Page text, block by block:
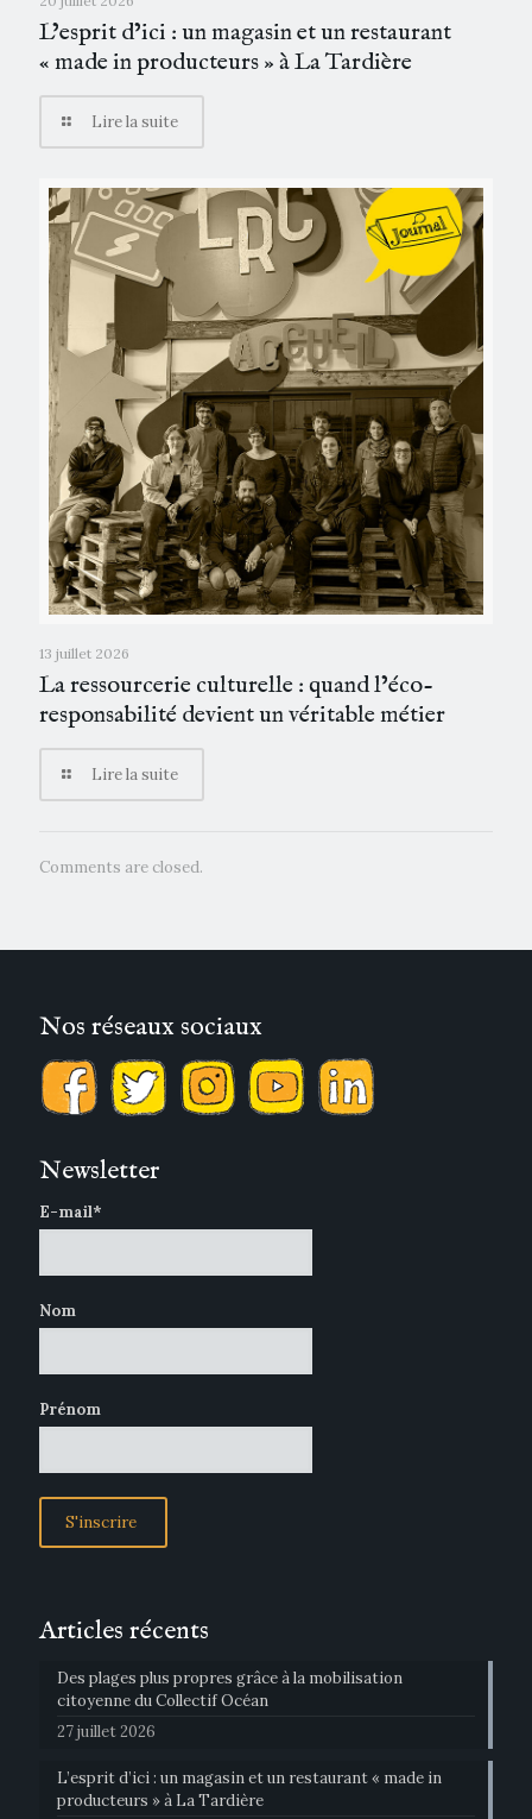
L’esprit d’ici : un magasin et un restaurant
« made in producteurs » à La Tardière
Lire la suite
13 juillet 2026
La ressourcerie culturelle : quand l’éco-
responsabilité devient un véritable métier
Lire la suite
Comments are closed.
Nos réseaux sociaux
Newsletter
E-mail*
Nom
Prénom
Articles récents
Des plages plus propres grâce à la mobilisation
citoyenne du Collectif Océan
27 juillet 2026
L’esprit d’ici : un magasin et un restaurant « made in
producteurs » à La Tardière